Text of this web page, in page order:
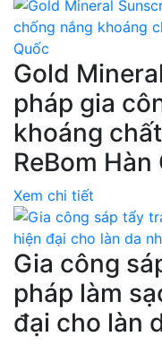
Gold
pháp gia
khoáng
ReBom Hàn
Xem chi tiết
Gia công
pháp làm
đại cho làn